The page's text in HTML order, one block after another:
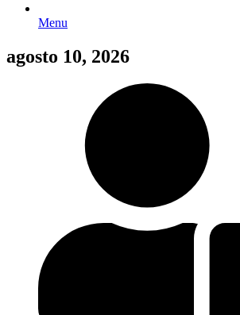
Menu
agosto 10, 2026